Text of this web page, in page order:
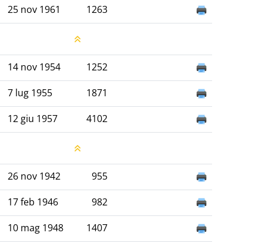
25 nov 1961 1263
14 nov 1954
1252
7 lug 1955
1871
12 giu 1957 4102
26 nov 1942
955
17 feb 1946
982
10 mag 1948 1407